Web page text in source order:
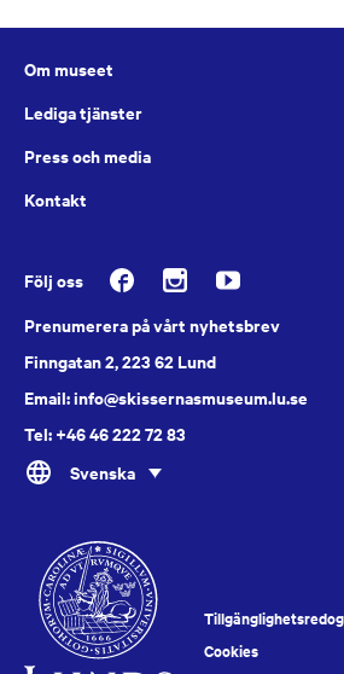
Om museet
Lediga tjänster
Press och media
Kontakt
Följ oss
Prenumerera på vårt nyhetsbrev
Finngatan 2, 223 62 Lund
Email: info@skissernasmuseum.lu.se
Tel: +46 46 222 72 83
Svenska
Cookies